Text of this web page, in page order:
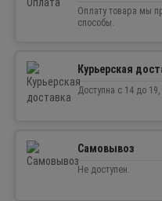
Оплату товара мы
способы.
Курьерская
Доступна с 14 до 19,
Самовывоз
Не доступен.